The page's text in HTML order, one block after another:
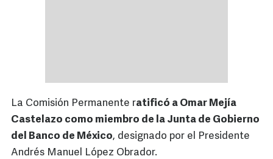
La Comisión Permanente ratificó a Omar Mejía
Castelazo como miembro de la Junta de Gobierno
del Banco de México, designado por el Presidente
Andrés Manuel López Obrador.